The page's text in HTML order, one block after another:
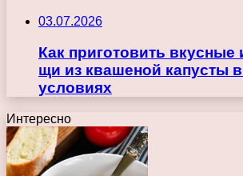
03.07.2026
Как приготовить вкусные
щи из квашеной капусты
условиях
Интересно